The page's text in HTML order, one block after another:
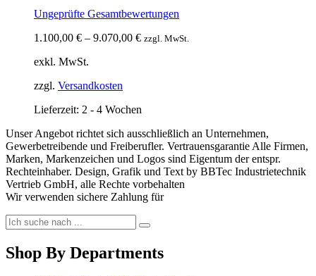
Ungeprüfte Gesamtbewertungen
1.100,00 € – 9.070,00 € zzgl. MwSt.
exkl. MwSt.
zzgl. Versandkosten
Lieferzeit: 2 - 4 Wochen
Unser Angebot richtet sich ausschließlich an Unternehmen,
Gewerbetreibende und Freiberufler. Vertrauensgarantie Alle Firmen,
Marken, Markenzeichen und Logos sind Eigentum der entspr.
Rechteinhaber. Design, Grafik und Text by BBTec Industrietechnik
Vertrieb GmbH, alle Rechte vorbehalten
Wir verwenden sichere Zahlung für
Shop By Departments